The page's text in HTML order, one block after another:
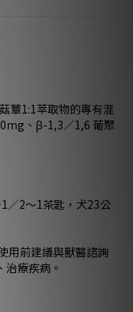
蕈1:1萃取物的專有混
、β-1,3／1,6 葡聚
／2～1茶匙，犬23公
用前建議與獸醫諮詢
治療疾病。